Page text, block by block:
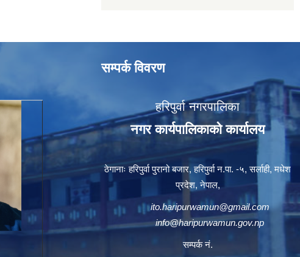
सम्पर्क विवरण
हरिपुर्वा नगरपालिका
नगर कार्यपालिकाको कार्यालय
ठेगानाः हरिपुर्वा पुरानो बजार, हरिपुर्वा न.पा. -५, सर्लाही, मधेश
प्रदेश, नेपाल,
ito.haripurwamun@gmail.com
info@haripurwamun.gov.np
सम्पर्क नं.